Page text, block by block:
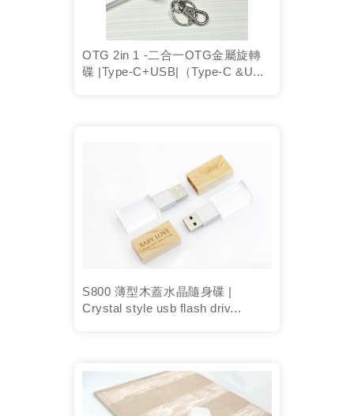
OTG 2in 1 -二合一OTG金屬旋轉
碟 |Type-C+USB|（Type-C &U...
S800 薄型木蓋水晶隨身碟 |
Crystal style usb flash driv...